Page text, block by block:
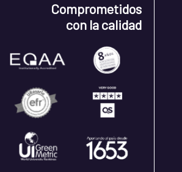
Comprometidos
con la calidad